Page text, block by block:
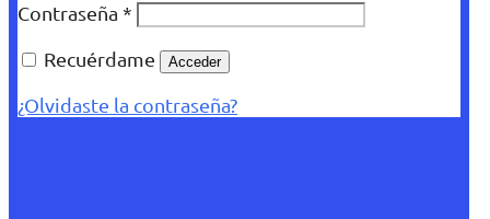
Contraseña *
Recuérdame
Acceder
¿Olvidaste la contraseña?